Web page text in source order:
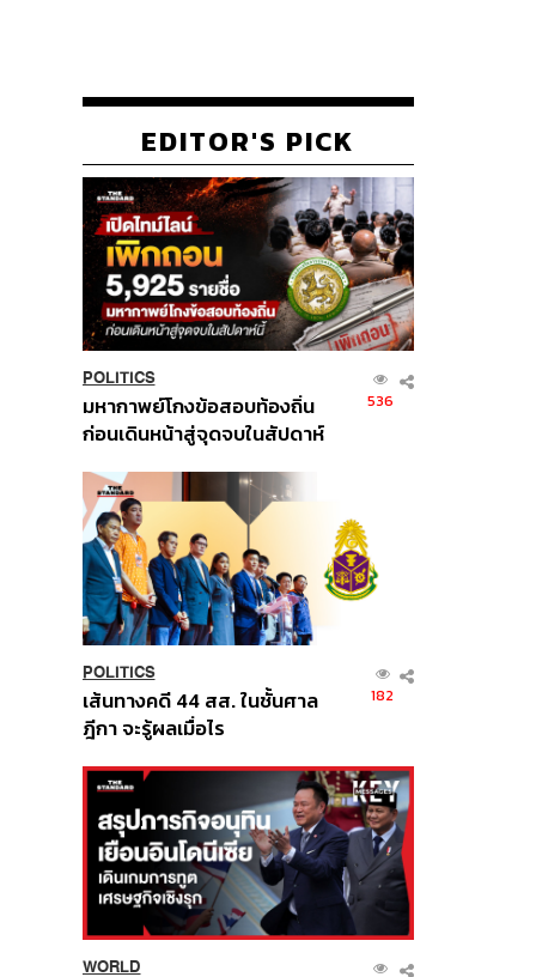
EDITOR'S PICK
POLITICS
มหากาพย์โกงข้อสอบท้องถิ่น
ก่อนเดินหน้าสู่จุดจบในสัปดาห์
536
POLITICS
เส้นทางคดี 44 สส. ในชั้นศาล
ฎีกา จะรู้ผลเมื่อไร
182
WORLD